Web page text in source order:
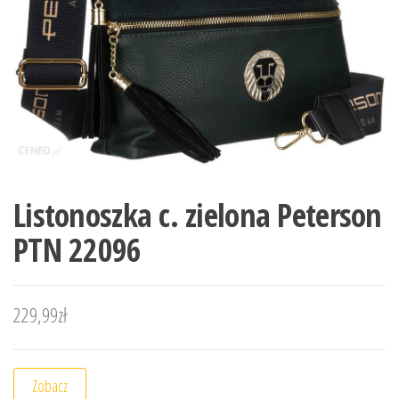
Listonoszka c. zielona Peterson
PTN 22096
229,99zł
Zobacz